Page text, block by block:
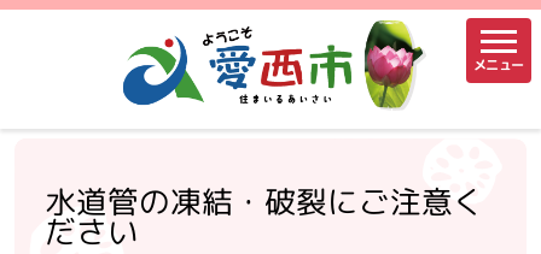
メニュー
水道管の凍結・破裂にご注意く
ださい